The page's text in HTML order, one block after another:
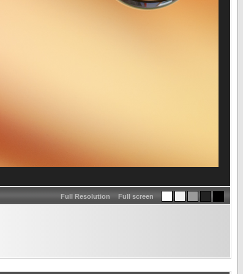
Full Resolution Full screen